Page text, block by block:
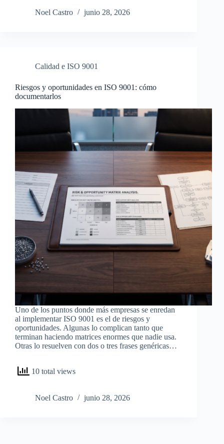
Noel Castro junio 28, 2026
Calidad e ISO 9001
Riesgos y oportunidades en ISO 9001: cómo
documentarlos
Uno de los puntos donde más empresas se enredan
al implementar ISO 9001 es el de riesgos y
oportunidades. Algunas lo complican tanto que
terminan haciendo matrices enormes que nadie usa.
Otras lo resuelven con dos o tres frases genéricas…
10 total views
Noel Castro junio 28, 2026